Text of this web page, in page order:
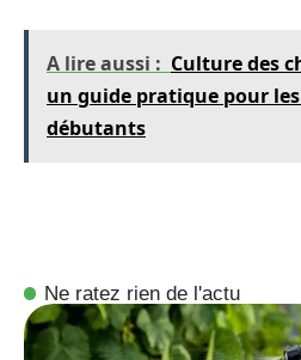
A lire aussi : Culture des
un guide pratique pour
débutants
Ne ratez rien de l'actu